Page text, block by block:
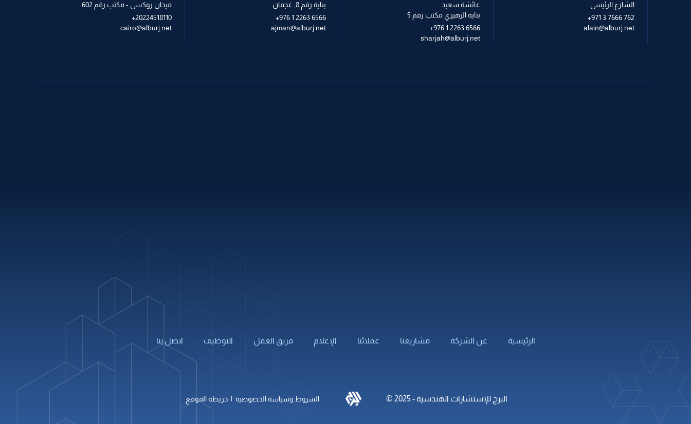
الشارع الرئيسي
+971 3 7666 762
alain@alburj.net
عائشة سعيد
بناية الزهيري مكتب رقم 5
+976 1 2263 6566
sharjah@alburj.net
بناية رقم 8, عجمان
+976 1 2263 6566
ajman@alburj.net
ميدان روكسي - مكتب رقم 602
+20224518110
cairo@alburj.net
الرئيسية عن الشركة مشاريعنا عملائنا الإعلام فريق العمل التوظيف اتصل بنا
البرج للإستشارات الهندسية - 2025 © الشروط وسياسة الخصوصية | خريطة الموقع